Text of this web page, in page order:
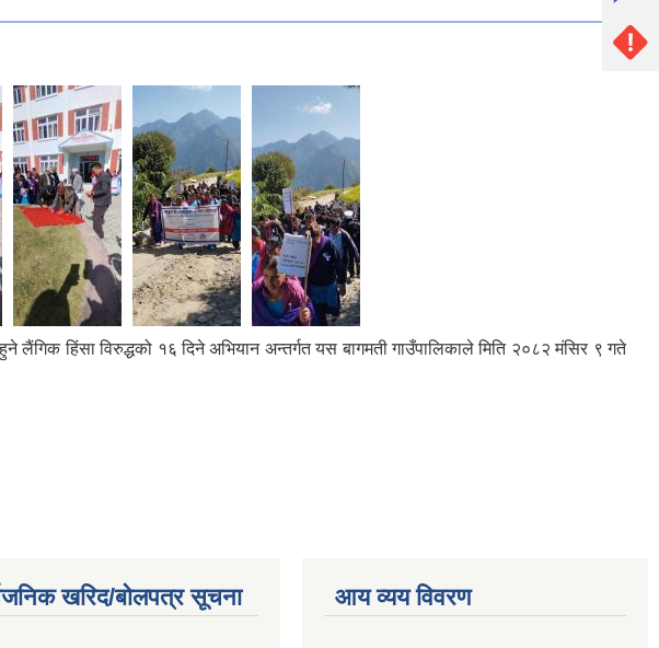
लैंगिक हिंसा विरुद्धको १६ दिने अभियान अन्तर्गत यस बागमती गाउँपालिकाले मिति २०८२ मंसिर ९ गते
खरिद/बोलपत्र सूचना आय व्यय विवरण